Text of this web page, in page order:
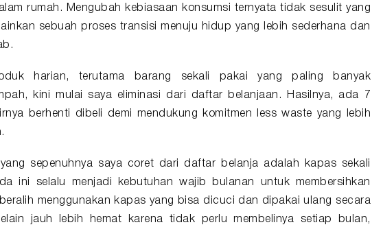
rumah. Mengubah kebiasaan konsumsi ternyata tidak sesulit yang
sebuah proses transisi menuju hidup yang lebih sederhana dan
harian, terutama barang sekali pakai yang paling banyak
kini mulai saya eliminasi dari daftar belanjaan. Hasilnya, ada 7
berhenti dibeli demi mendukung komitmen less waste yang lebih
sepenuhnya saya coret dari daftar belanja adalah kapas sekali
ini selalu menjadi kebutuhan wajib bulanan untuk membersihkan
menggunakan kapas yang bisa dicuci dan dipakai ulang secara
jauh lebih hemat karena tidak perlu membelinya setiap bulan,